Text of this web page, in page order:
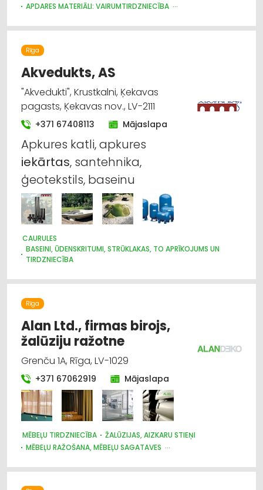
APDARES MATERIĀLI: VAIRUMTIRDZNIECĪBA
APDARES MATERIĀLI: TIRDZNIECĪBA
Rīga
Akvedukts, AS
"Akvedukti", Krustkalni, Ķekavas
pagasts, Ķekavas nov., LV-2111
+371 67408113 Mājaslapa
Apkures katli, apkures
iekārtas, santehnika,
ģeotekstils, baseinu
CAURULES
BASEINI, ŪDENSKRITUMI, STRŪKLAKAS, TO APRĪKOJUMS UN
TIRDZNIECĪBA
SANTEHNIKAS TIRDZNIECĪBA
SANTEHNIKAS VAIRUMTIRDZNIECĪBA
SILTUMTEHNIKA, APKURES IEKĀRTAS
SŪKŅI, PUMPJI, VĀRSTI, VENTIĻI
ŪDENSAPGĀDE UN KANALIZĀCIJA
Rīga
Alan Ltd., firmas birojs,
žalūziju ražotne
Grenču 1A, Rīga, LV-1029
+371 67062919 Mājaslapa
MĒBEĻU TIRDZNIECĪBA
ŽALŪZIJAS, AIZKARU STIEŅI
MĒBEĻU RAŽOŠANA, MĒBEĻU SAGATAVES
DIZAINS UN INTERJERS; PRIEKŠMETI UN PAKALPOJUMI
MARKĪZES